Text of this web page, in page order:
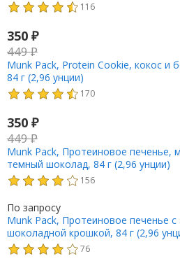
116
350 ₽
449₽
Munk Pack, Protein Cookie, кокос и
84 г (2,96 унции)
170
350 ₽
449₽
Munk Pack, Протеиновое печенье,
темный шоколад, 84 г (2,96 унции)
156
По запросу
Munk Pack, Протеиновое печенье с
шоколадной крошкой, 84 г (2,96
76